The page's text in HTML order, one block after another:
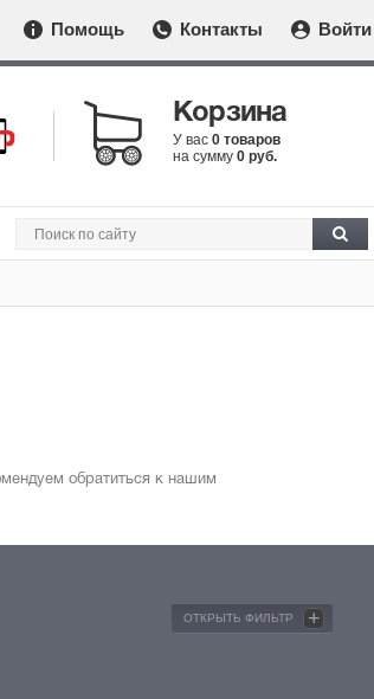
Помощь Контакты Войти
Корзина
У вас 0 товаров
на сумму 0 руб.
обратиться к нашим
ОТКРЫТЬ ФИЛЬТР +